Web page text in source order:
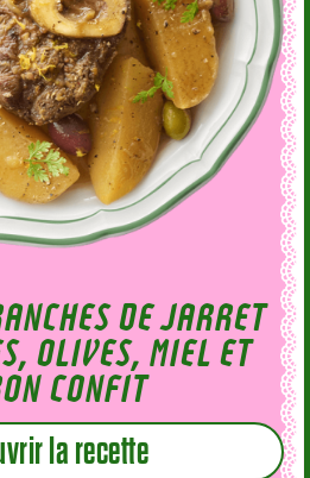
DE JARRET
OLIVES, MIEL ET
CONFIT
la recette